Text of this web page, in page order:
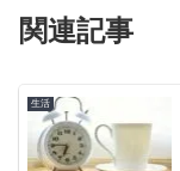
関連記事
生活